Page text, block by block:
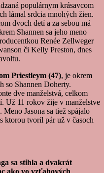
populárnym krásavcom
lámal srdcia mnohých žien.
dvoch detí a za sebou má
Shannen sa jeho meno
Renée Zellweger
či Kelly Preston, dnes
Priestleym (47), je okrem
so Shannen Doherty.
dve manželstvá, celkom
Už 11 rokov žije v manželstve
Jasona sa tiež spájalo
ktorou tvoril pár už v časoch
sa stihla a dvakrát
ako vo vzťahových